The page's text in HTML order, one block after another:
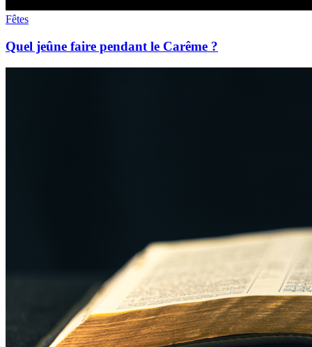
Fêtes
Quel jeûne faire pendant le Carême ?